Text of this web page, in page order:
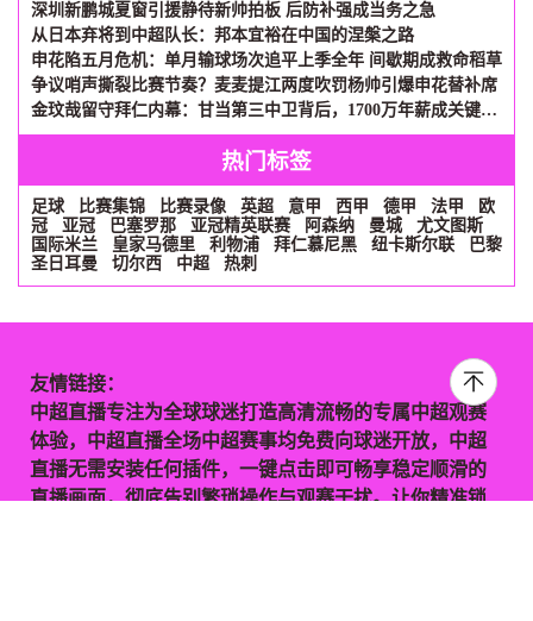
深圳新鹏城夏窗引援静待新帅拍板 后防补强成当务之急
从日本弃将到中超队长：邦本宜裕在中国的涅槃之路
申花陷五月危机：单月输球场次追平上季全年 间歇期成救命稻草
争议哨声撕裂比赛节奏？麦麦提江两度吹罚杨帅引爆申花替补席
金玟哉留守拜仁内幕：甘当第三中卫背后，1700万年薪成关键砝码
热门标签
足球 比赛集锦 比赛录像 英超 意甲 西甲 德甲 法甲
欧
冠
亚冠 巴塞罗那 亚冠精英联赛 阿森纳 曼城
尤文图斯
国际米兰
皇家马德里 利物浦 拜仁慕尼黑 纽卡斯尔联
巴黎
圣日耳曼
切尔西 中超 热刺
友情链接：
中超直播专注为全球球迷打造高清流畅的专属中超观赛
体验，中超直播全场中超赛事均免费向球迷开放，中超
直播无需安装任何插件，一键点击即可畅享稳定顺滑的
直播画面，彻底告别繁琐操作与观赛干扰。让你精准锁